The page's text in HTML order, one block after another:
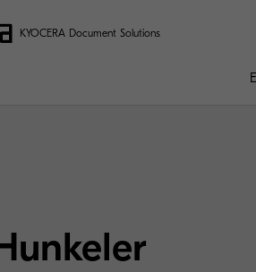
KYOCERA Document Solutions